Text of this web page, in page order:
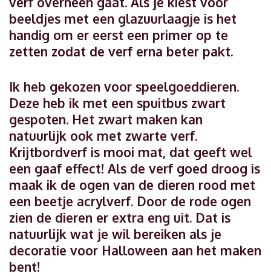
beeldjes met een glazuurlaagje is het
handig om er eerst een primer op te
zetten zodat de verf erna beter pakt.
Ik heb gekozen voor speelgoeddieren.
Deze heb ik met een spuitbus zwart
gespoten. Het zwart maken kan
natuurlijk ook met zwarte verf.
Krijtbordverf is mooi mat, dat geeft wel
een gaaf effect! Als de verf goed droog is
maak ik de ogen van de dieren rood met
een beetje acrylverf. Door de rode ogen
zien de dieren er extra eng uit. Dat is
natuurlijk wat je wil bereiken als je
decoratie voor Halloween aan het maken
bent!